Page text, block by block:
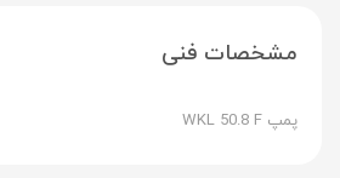
مشخصات فنی
پمپ WKL 50.8 F